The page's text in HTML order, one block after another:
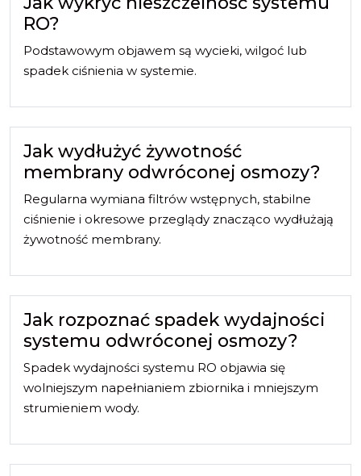
RO?
Podstawowym objawem są wycieki, wilgoć lub
spadek ciśnienia w systemie.
Jak wydłużyć żywotność
membrany odwróconej osmozy?
Regularna wymiana filtrów wstępnych, stabilne
ciśnienie i okresowe przeglądy znacząco wydłużają
żywotność membrany.
Jak rozpoznać spadek wydajności
systemu odwróconej osmozy?
Spadek wydajności systemu RO objawia się
wolniejszym napełnianiem zbiornika i mniejszym
strumieniem wody.